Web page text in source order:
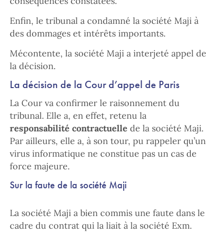
Enfin, le tribunal a condamné la société Maji à
des dommages et intérêts importants.
Mécontente, la société Maji a interjeté appel de
la décision.
La décision de la Cour d’appel de Paris
La Cour va confirmer le raisonnement du
tribunal. Elle a, en effet, retenu la
responsabilité contractuelle de la société Maji.
Par ailleurs, elle a, à son tour, pu rappeler qu’un
virus informatique ne constitue pas un cas de
force majeure.
Sur la faute de la société Maji
La société Maji a bien commis une faute dans le
cadre du contrat qui la liait à la société Exm.